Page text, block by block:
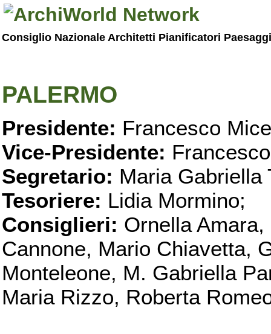
Consiglio Nazionale Architetti Pianificatori
PALERMO
Presidente: Francesco
Vice-Presidente:
Segretario: Maria Gabriella
Tesoriere: Lidia Mormino;
Consiglieri: Ornella
Cannone, Mario Chiavetta,
Monteleone, M. Gabriella
Maria Rizzo, Roberta